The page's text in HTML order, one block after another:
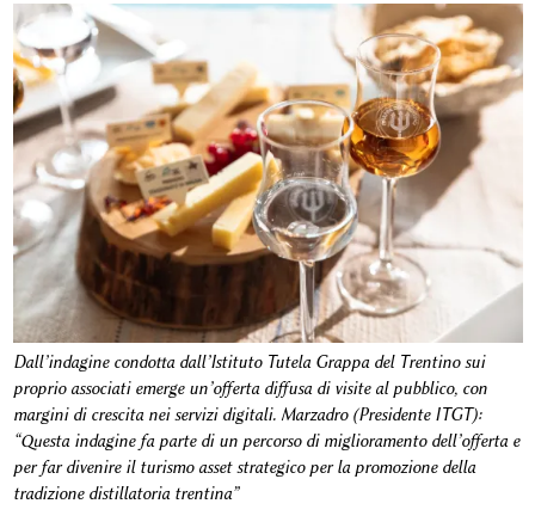
Dall’indagine condotta dall’Istituto Tutela Grappa del Trentino sui
proprio associati emerge un’offerta diffusa di visite al pubblico, con
margini di crescita nei servizi digitali. Marzadro (Presidente ITGT):
“Questa indagine fa parte di un percorso di miglioramento dell’offerta e
per far divenire il turismo asset strategico per la promozione della
tradizione distillatoria trentina”